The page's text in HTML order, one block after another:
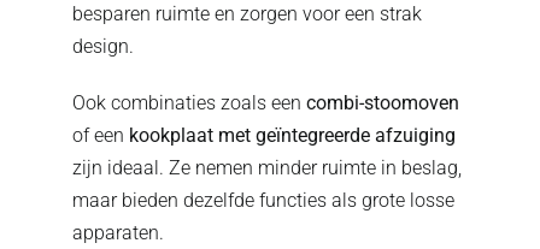
besparen ruimte en zorgen voor een strak
design.
Ook combinaties zoals een combi-stoomoven
of een kookplaat met geïntegreerde afzuiging
zijn ideaal. Ze nemen minder ruimte in beslag,
maar bieden dezelfde functies als grote losse
apparaten.